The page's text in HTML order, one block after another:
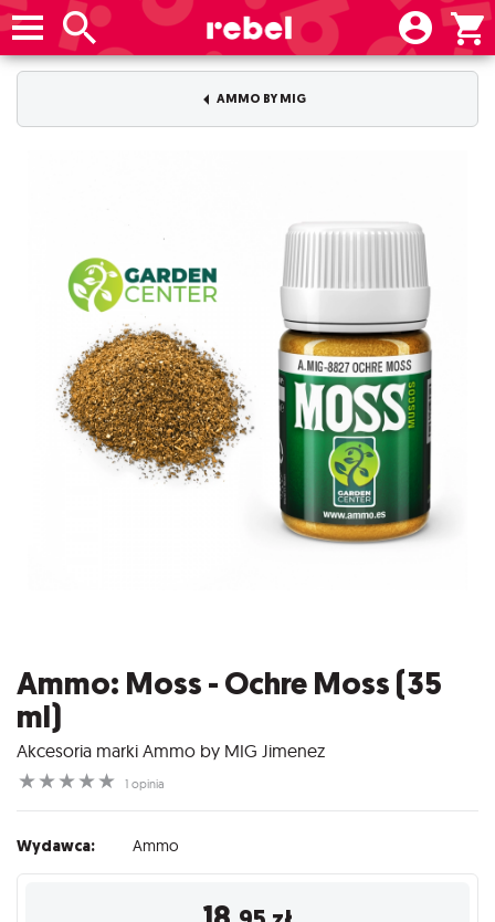
AMMO BY MIG
Ammo: Moss - Ochre Moss (35
ml)
Akcesoria marki Ammo by MIG Jimenez
☆
☆
☆
☆
☆ 1 opinia
Wydawca: Ammo